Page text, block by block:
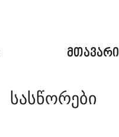
მთავარი
სასწორები